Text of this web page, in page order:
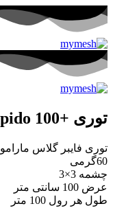
توری +100 cupido
توری فایبر گلاس مارامو
60گرمی
چشمه 3×3
عرض 100 سانتی متر
طول هر رول 100 متر